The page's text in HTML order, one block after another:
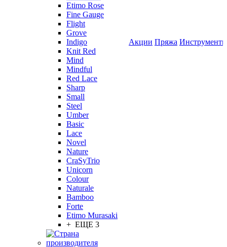
Etimo Rose
Fine Gauge
Flight
Grove
Indigo
Knit Red
Mind
Mindful
Red Lace
Sharp
Small
Steel
Umber
Basic
Lace
Novel
Nature
CraSyTrio
Unicorn
Colour
Naturale
Bamboo
Forte
Etimo Murasaki
+ ЕЩЕ 3
Акции Пряжа Инструменты